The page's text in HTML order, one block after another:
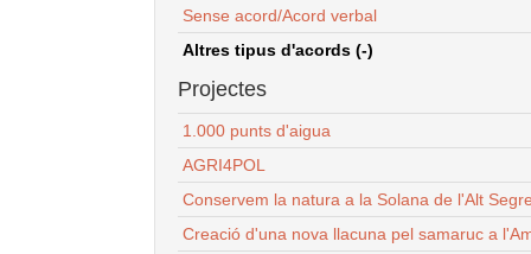
Sense acord/Acord verbal
Altres tipus d'acords (-)
Projectes
1.000 punts d'aigua
AGRI4POL
Conservem la natura a la Solana de l'Alt
Creació d'una nova llacuna pel samaruc a